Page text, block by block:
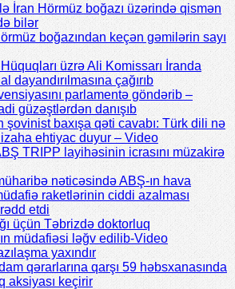
İran Hörmüz boğazı üzərində qismən
bilər
boğazından keçən gəmilərin sayı
üzrə Ali Komissarı İranda
dayandırılmasına çağırıb
parlamentə göndərib –
güzəştlərdən danışıb
şovinist baxışa qəti cavabı: Türk dili nə
ehtiyac duyur – Video
TRIPP layihəsinin icrasını müzakirə
nəticəsində ABŞ-ın hava
raketlərinin ciddi azalması
etdi
üçün Təbrizdə doktorluq
müdafiəsi ləğv edilib-Video
yaxındır
qərarlarına qarşı 59 həbsxanasında
aksiyası keçirir